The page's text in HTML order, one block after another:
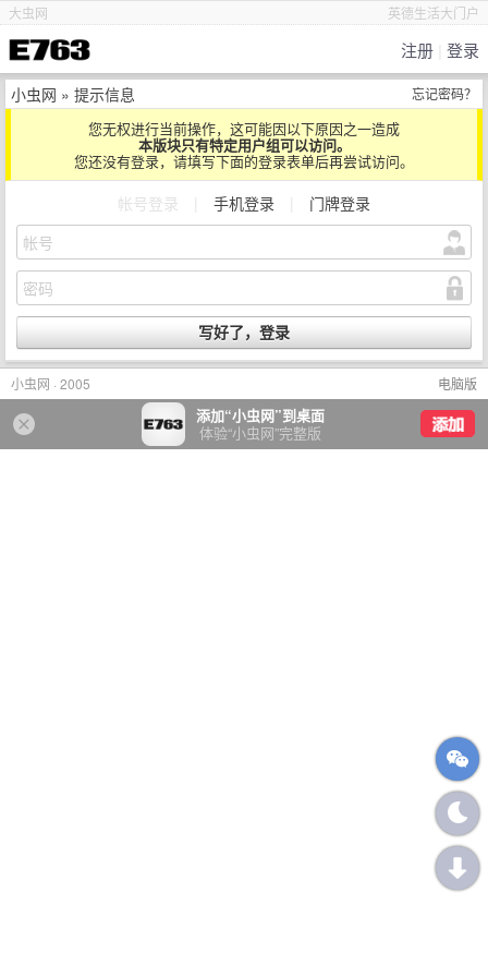
英德生活大门户
大虫网
注册 登录
忘记密码？
小虫网 » 提示信息
您无权进行当前操作，这可能因以下原因之一造成
本版块只有特定用户组可以访问。
您还没有登录，请填写下面的登录表单后再尝试访问。
帐号登录 手机登录 门牌登录
电脑版
小虫网 · 2005
添加“小虫网”到桌面
体验“小虫网”完整版